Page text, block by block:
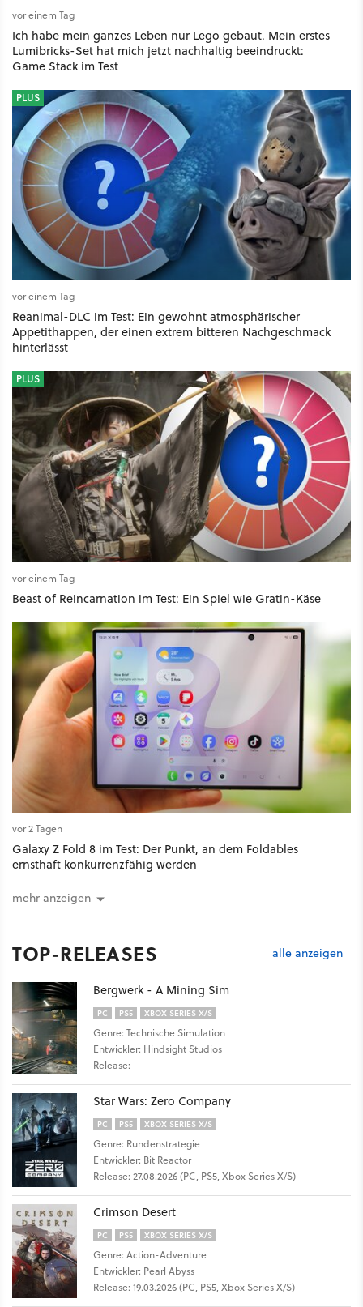
vor einem Tag
Ich habe mein ganzes Leben nur Lego gebaut. Mein erstes
Lumibricks-Set hat mich jetzt nachhaltig beeindruckt:
Game Stack im Test
PLUS
vor einem Tag
Reanimal-DLC im Test: Ein gewohnt atmosphärischer
Appetithappen, der einen extrem bitteren Nachgeschmack
hinterlässt
PLUS
vor einem Tag
Beast of Reincarnation im Test: Ein Spiel wie Gratin-Käse
vor 2 Tagen
Galaxy Z Fold 8 im Test: Der Punkt, an dem Foldables
ernsthaft konkurrenzfähig werden
mehr anzeigen
TOP-RELEASES alle anzeigen
Bergwerk - A Mining Sim
PC PS5 XBOX SERIES X/S
Genre: Technische Simulation
Entwickler: Hindsight Studios
Release:
Star Wars: Zero Company
PC PS5 XBOX SERIES X/S
Genre: Rundenstrategie
Entwickler: Bit Reactor
Release: 27.08.2026 (PC, PS5, Xbox Series X/S)
Crimson Desert
PC PS5 XBOX SERIES X/S
Genre: Action-Adventure
Entwickler: Pearl Abyss
Release: 19.03.2026 (PC, PS5, Xbox Series X/S)